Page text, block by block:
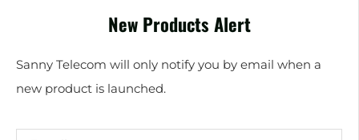
New Products Alert
Sanny Telecom will only notify you by email when a
new product is launched.